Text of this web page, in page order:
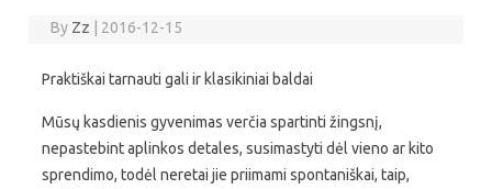
By Zz 2016-12-15
Praktiškai tarnauti gali ir klasikiniai baldai
Mūsų kasdienis gyvenimas verčia spartinti žingsnį,
nepastebint aplinkos detales, susimastyti dėl vieno ar kito
sprendimo, todėl neretai jie priimami spontaniškai, taip,